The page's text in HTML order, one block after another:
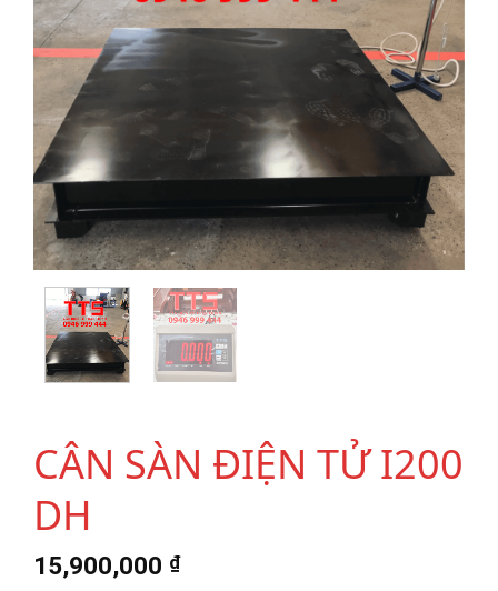
CÂN SÀN ĐIỆN TỬ I200
DH
15,900,000 ₫